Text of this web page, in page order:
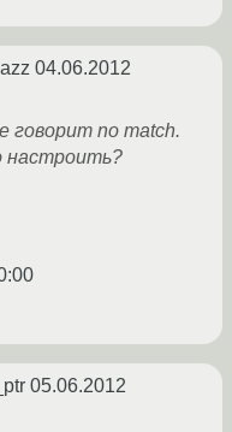
04.06.2012
говорит no match.
05.06.2012